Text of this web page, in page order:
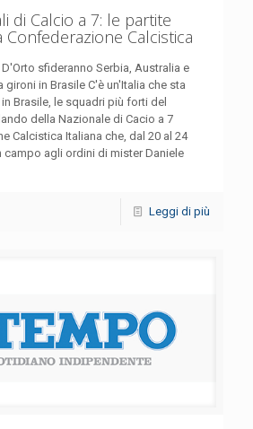
di Calcio a 7: le partite
Confederazione Calcistica
sfideranno Serbia, Australia e
gironi in Brasile C'è un'Italia che sta
Brasile, le squadri più forti del
della Nazionale di Cacio a 7
Calcistica Italiana che, dal 20 al 24
campo agli ordini di mister Daniele
Leggi di più